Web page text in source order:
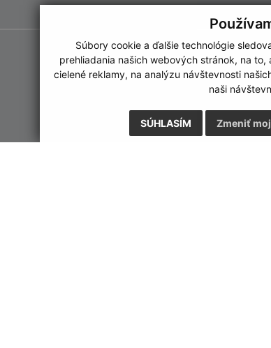
Súbory cookie a ďalšie technológie
prehliadania našich webových stránok, na
cielené reklamy, na analýzu návštevnosti
naši
SÚHLASÍM Zmeniť